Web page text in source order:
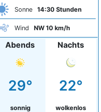
Sonne 14:30 Stunden
Wind NW 10 km/h
Abends
29°
sonnig
Nachts
22°
wolkenlos